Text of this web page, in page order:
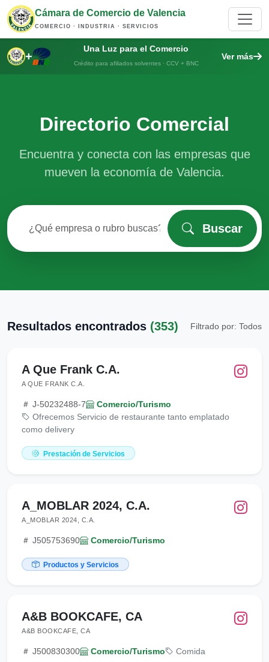
Cámara de Comercio de Valencia
COMERCIO · INDUSTRIA · SERVICIOS
+
Una Luz para el Comercio
Crédito para afiliados solventes · CCV + BNC
Ver más
Directorio Comercial
Encuentra y conecta con las empresas que
mueven la economía de Valencia.
Buscar
Resultados encontrados (353) Filtrado por: Todos
A Que Frank C.A.
A QUE FRANK C.A.
J-50232488-7
Comercio/Turismo
Ofrecemos Servicio de restaurante tanto emplatado
como delivery
Prestación de Servicios
A_MOBLAR 2024, C.A.
A_MOBLAR 2024, C.A.
J505753690 Comercio/Turismo
Productos y Servicios
A&B BOOKCAFE, CA
A&B BOOKCAFE, CA
J500830300 Comercio/Turismo Comida